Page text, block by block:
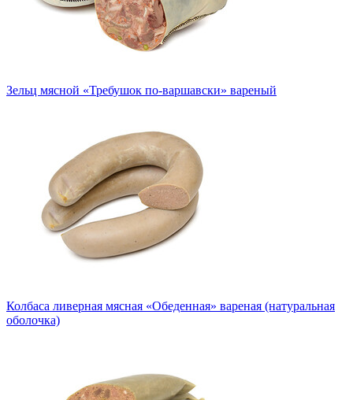
Зельц мясной «Требушок по-варшавски» вареный
Колбаса ливерная мясная «Обеденная» вареная (натуральная
оболочка)